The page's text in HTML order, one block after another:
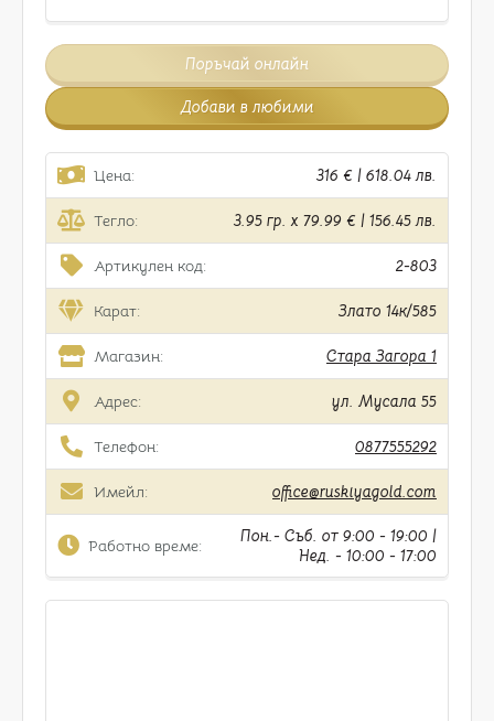
Поръчай онлайн
Добави в любими
Цена: 316 € | 618.04 лв.
Тегло: 3.95 гр. x 79.99 € | 156.45 лв.
Артикулен код: 2-803
Карат: Злато 14к/585
Магазин: Стара Загора 1
Адрес: ул. Мусала 55
Телефон: 0877555292
Имейл: office@ruskiyagold.com
Работно време:
Пон.- Съб. от 9:00 - 19:00 |
Нед. - 10:00 - 17:00